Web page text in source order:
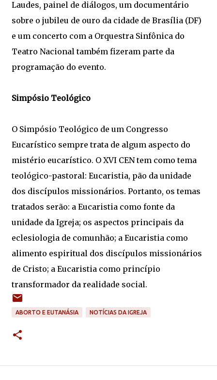
Laudes, painel de diálogos, um documentário
sobre o jubileu de ouro da cidade de Brasília (DF)
e um concerto com a Orquestra Sinfônica do
Teatro Nacional também fizeram parte da
programação do evento.
Simpósio Teológico
O Simpósio Teológico de um Congresso
Eucarístico sempre trata de algum aspecto do
mistério eucarístico. O XVI CEN tem como tema
teológico-pastoral: Eucaristia, pão da unidade
dos discípulos missionários. Portanto, os temas
tratados serão: a Eucaristia como fonte da
unidade da Igreja; os aspectos principais da
eclesiologia de comunhão; a Eucaristia como
alimento espiritual dos discípulos missionários
de Cristo; a Eucaristia como princípio
transformador da realidade social.
ABORTO E EUTANÁSIA NOTÍCIAS DA IGREJA